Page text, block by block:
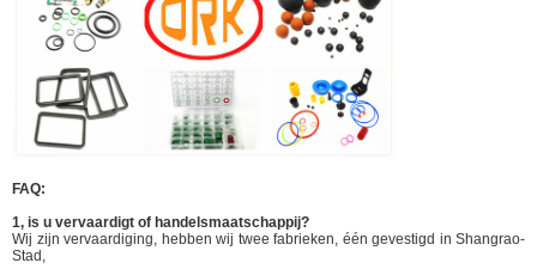
FAQ:
1, is u vervaardigt of handelsmaatschappij?
Wij zijn vervaardiging, hebben wij twee fabrieken, één gevestigd in Shangrao-
Stad,